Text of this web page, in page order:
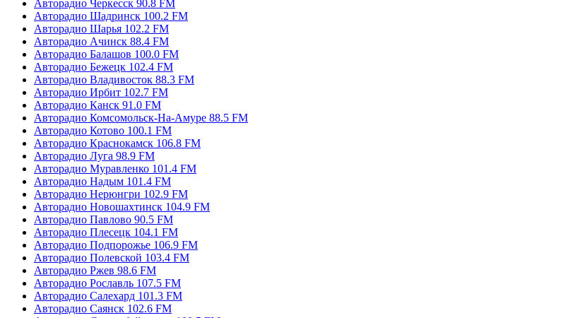
Авторадио Черкесск 90.8 FM
Авторадио Шадринск 100.2 FM
Авторадио Шарья 102.2 FM
Авторадио Ачинск 88.4 FM
Авторадио Балашов 100.0 FM
Авторадио Бежецк 102.4 FM
Авторадио Владивосток 88.3 FM
Авторадио Ирбит 102.7 FM
Авторадио Канск 91.0 FM
Авторадио Комсомольск-На-Амуре 88.5 FM
Авторадио Котово 100.1 FM
Авторадио Краснокамск 106.8 FM
Авторадио Луга 98.9 FM
Авторадио Муравленко 101.4 FM
Авторадио Надым 101.4 FM
Авторадио Нерюнгри 102.9 FM
Авторадио Новошахтинск 104.9 FM
Авторадио Павлово 90.5 FM
Авторадио Плесецк 104.1 FM
Авторадио Подпорожье 106.9 FM
Авторадио Полевской 103.4 FM
Авторадио Ржев 98.6 FM
Авторадио Рославль 107.5 FM
Авторадио Салехард 101.3 FM
Авторадио Саянск 102.6 FM